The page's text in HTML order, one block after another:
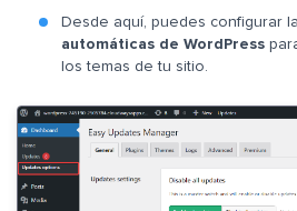
Desde aquí, puedes configurar
automáticas de WordPress
los temas de tu sitio.